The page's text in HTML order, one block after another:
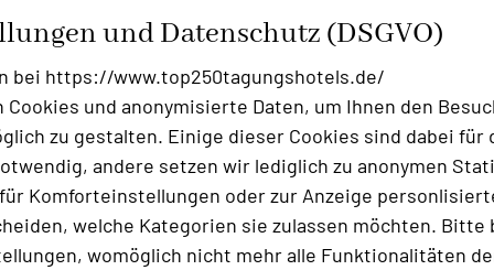
und Datenschutz (DSGVO)
bei https://www.top250tagungshotels.de/
und anonymisierte Daten, um Ihnen den
zu gestalten. Einige dieser Cookies sind dabei für
andere setzen wir lediglich zu anonymen
Komforteinstellungen oder zur Anzeige
welche Kategorien sie zulassen möchten. Bitte
womöglich nicht mehr alle Funktionalitäten
Foto: Parkhotel Landau
versprechen die neuen digitalen
auf allen Zimmern der Kategorien
und in der Junior Suite zu